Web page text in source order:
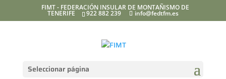
FIMT - FEDERACIÓN INSULAR DE MONTAÑISMO DE
TENERIFE 922 882 239 info@fedtfm.es
Seleccionar página